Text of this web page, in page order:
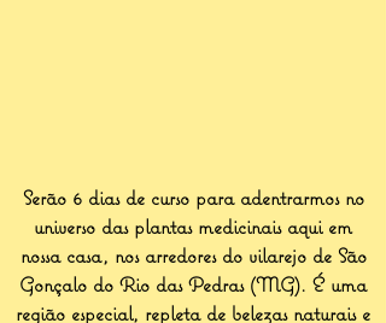
Serão 6 dias de curso para adentrarmos no
universo das plantas medicinais aqui em
nossa casa, nos arredores do vilarejo de São
Gonçalo do Rio das Pedras (MG). É uma
região especial, repleta de belezas naturais e